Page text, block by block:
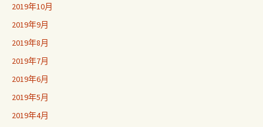
2019年10月
2019年9月
2019年8月
2019年7月
2019年6月
2019年5月
2019年4月